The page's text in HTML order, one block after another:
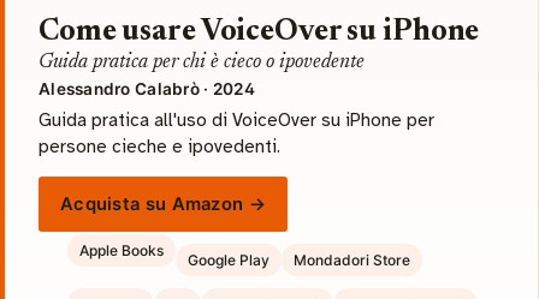
Come usare VoiceOver su iPhone
Guida pratica per chi è cieco o ipovedente
Alessandro Calabrò · 2024
Guida pratica all'uso di VoiceOver su iPhone per
persone cieche e ipovedenti.
Acquista su Amazon →
Apple Books
Google Play Mondadori Store